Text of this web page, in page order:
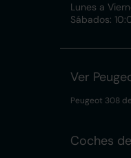
Lunes a
Sábados:
Ver
Peugeot 308
Coches de